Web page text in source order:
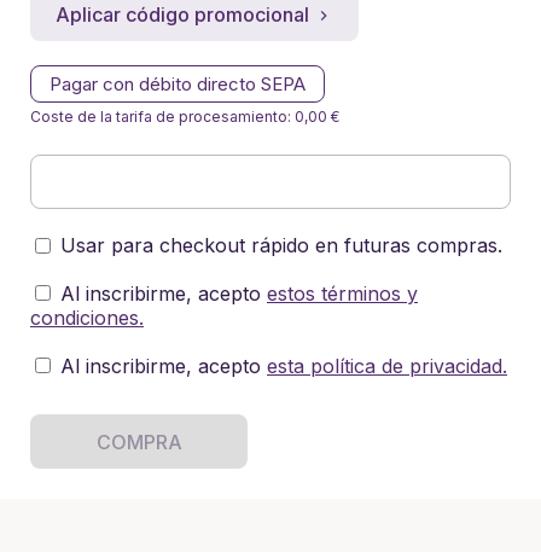
Aplicar código promocional
Pagar con débito directo SEPA
Coste de la tarifa de procesamiento: 0,00 €
Usar para checkout rápido en futuras compras.
Al inscribirme, acepto estos términos y
condiciones.
Al inscribirme, acepto esta política de privacidad.
COMPRA